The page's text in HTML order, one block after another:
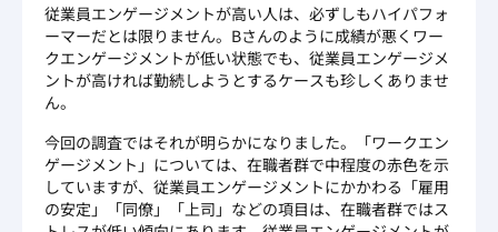
従業員エンゲージメントが高い人は、必ずしもハイパフォ
ーマーだとは限りません。Bさんのように成績が悪くワー
クエンゲージメントが低い状態でも、従業員エンゲージメ
ントが高ければ勤続しようとするケースも珍しくありませ
ん。
今回の調査ではそれが明らかになりました。「ワークエン
ゲージメント」については、在職者群で中程度の赤色を示
していますが、従業員エンゲージメントにかかわる「雇用
の安定」「同僚」「上司」などの項目は、在職者群ではス